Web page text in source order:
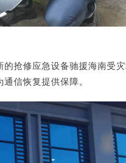
抢修应急设备驰援海南受
信恢复提供保障。